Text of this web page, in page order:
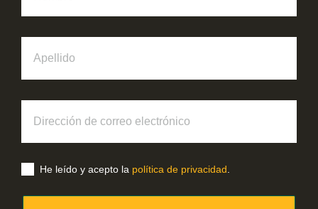
correo
electrónico
He leído y acepto la política de privacidad